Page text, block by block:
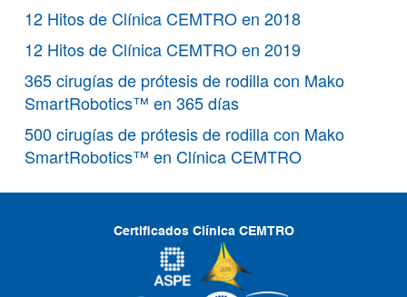
12 Hitos de Clínica CEMTRO en 2018
12 Hitos de Clínica CEMTRO en 2019
365 cirugías de prótesis de rodilla con Mako
SmartRobotics™ en 365 días
500 cirugías de prótesis de rodilla con Mako
SmartRobotics™ en Clínica CEMTRO
Certificados Clínica CEMTRO